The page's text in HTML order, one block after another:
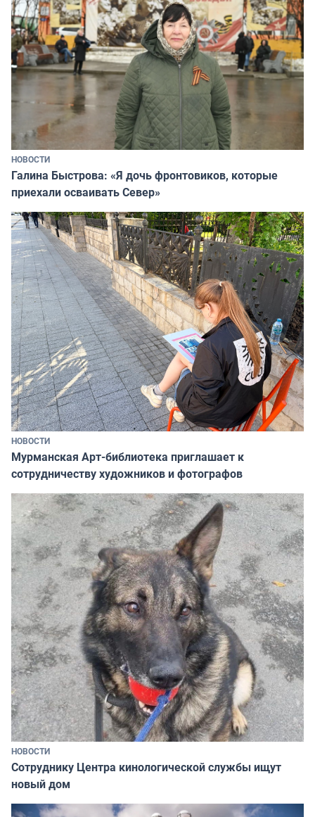
НОВОСТИ
Галина Быстрова: «Я дочь фронтовиков, которые
приехали осваивать Север»
НОВОСТИ
Мурманская Арт-библиотека приглашает к
сотрудничеству художников и фотографов
НОВОСТИ
Сотруднику Центра кинологической службы ищут
новый дом